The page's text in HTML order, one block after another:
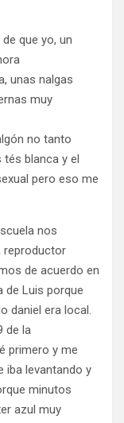
que yo, un
unas nalgas
muy
no tanto
blanca y el
pero eso me
nos
reproductor
de acuerdo en
de Luis porque
daniel era local.
de la
primero y me
iba levantando y
minutos
azul muy